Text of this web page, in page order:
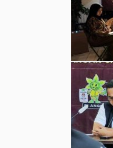
menjelang
Rahmad
sebelum
RS
2024.